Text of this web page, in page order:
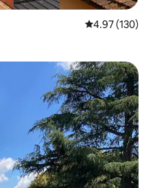
Calificación
4.97 (130)